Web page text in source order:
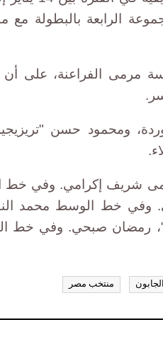
الرابعة بالبطولة مع
مرمى الفراعنة، على أن
ومحمود حسن
شريف إكرامي. وفي خط
وفي خط الوسط محمد
رمضان صبحي. وفي خط
الجابون منتخب مصر